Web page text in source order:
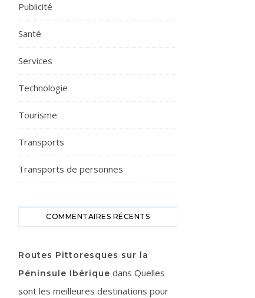
Publicité
Santé
Services
Technologie
Tourisme
Transports
Transports de personnes
COMMENTAIRES RÉCENTS
Routes Pittoresques sur la
Péninsule Ibérique dans Quelles
sont les meilleures destinations pour